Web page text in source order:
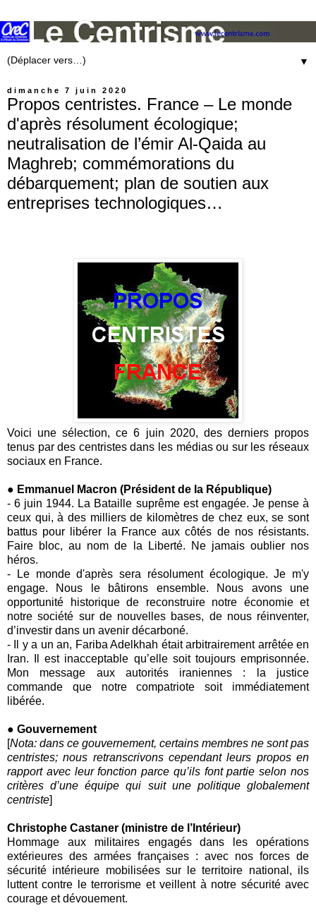
▼
dimanche 7 juin 2020
Propos centristes. France – Le monde
d'après résolument écologique;
neutralisation de l’émir Al-Qaida au
Maghreb; commémorations du
débarquement; plan de soutien aux
entreprises technologiques…
Voici une sélection, ce 6 juin 2020, des derniers propos
tenus par des centristes dans les médias ou sur les réseaux
sociaux en France.
● Emmanuel Macron (Président de la République)
-6 juin 1944. La Bataille suprême est engagée. Je pense à
ceux qui, à des milliers de kilomètres de chez eux, se sont
battus pour libérer la France aux côtés de nos résistants.
Faire bloc, au nom de la Liberté. Ne jamais oublier nos
héros.
-
Le monde d'après sera résolument écologique. Je m'y
engage. Nous le bâtirons ensemble. Nous avons une
opportunité historique de reconstruire notre économie et
notre société sur de nouvelles bases, de nous réinventer,
d’investir dans un avenir décarboné.
-
Il y a un an, Fariba Adelkhah était arbitrairement arrêtée en
Iran. Il est inacceptable qu’elle soit toujours emprisonnée.
Mon message aux autorités iraniennes : la justice
commande que notre compatriote soit immédiatement
libérée.
● Gouvernement
[Nota: dans ce gouvernement, certains membres ne sont pas
centristes; nous retranscrivons cependant leurs propos en
rapport avec leur fonction parce qu’ils font partie selon nos
critères d’une équipe qui suit une politique globalement
centriste]
Christophe Castaner (ministre de l’Intérieur)
Hommage aux militaires engagés dans les opérations
extérieures des armées françaises : avec nos forces de
sécurité intérieure mobilisées sur le territoire national, ils
luttent contre le terrorisme et veillent à notre sécurité avec
courage et dévouement.